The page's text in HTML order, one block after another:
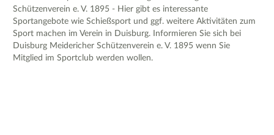
Schützenverein e. V. 1895 - Hier gibt es interessante
Sportangebote wie Schießsport und ggf. weitere Aktivitäten zum
Sport machen im Verein in Duisburg. Informieren Sie sich bei
Duisburg Meidericher Schützenverein e. V. 1895 wenn Sie
Mitglied im Sportclub werden wollen.